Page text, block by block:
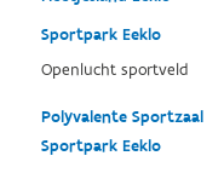
Sportpark Eeklo
Openlucht sportveld
Polyvalente Sportzaal
Sportpark Eeklo